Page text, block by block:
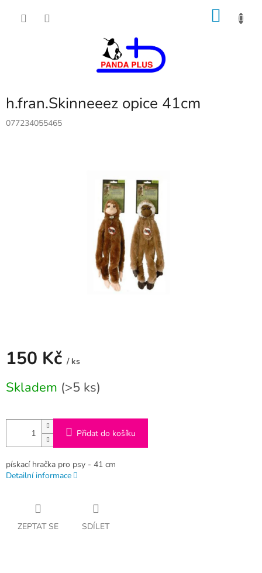
h.fran.Skinneeez opice 41cm
077234055465
150 Kč / ks
cena:
Skladem (>5 ks)
Přidat do košíku
pískací hračka pro psy - 41 cm
Detailní informace
ZEPTAT SE SDÍLET